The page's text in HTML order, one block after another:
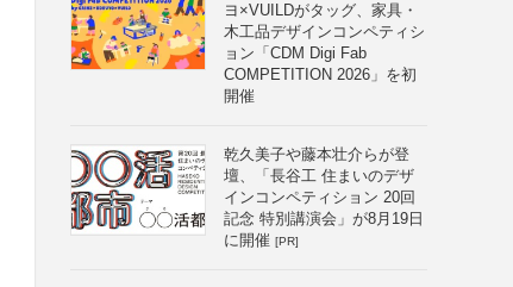
ヨ×VUILDがタッグ、家具・
木工品デザインコンペティシ
ョン「CDM Digi Fab
COMPETITION 2026」を初
開催
乾久美子や藤本壮介らが登
壇、「長谷工 住まいのデザ
インコンペティション 20回
記念 特別講演会」が8月19日
に開催 [PR]